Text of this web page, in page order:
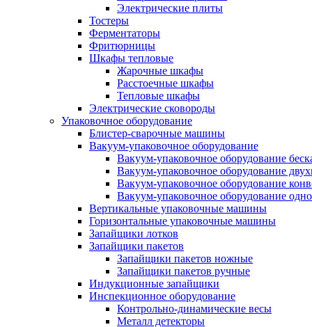
Электрические плиты
Тостеры
Ферментаторы
Фритюрницы
Шкафы тепловые
Жарочные шкафы
Расстоечные шкафы
Тепловые шкафы
Электрические сковороды
Упаковочное оборудование
Блистер-сварочные машины
Вакуум-упаковочное оборудование
Вакуум-упаковочное оборудование
Вакуум-упаковочное оборудование
Вакуум-упаковочное оборудование
Вакуум-упаковочное оборудование
Вертикальные упаковочные машины
Горизонтальные упаковочные машины
Запайщики лотков
Запайщики пакетов
Запайщики пакетов ножные
Запайщики пакетов ручные
Индукционные запайщики
Инспекционное оборудование
Контрольно-динамические весы
Металл детекторы